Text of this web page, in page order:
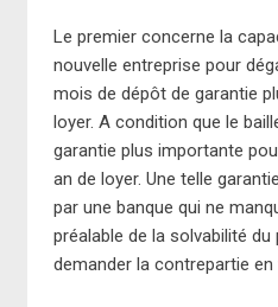
Le premier concerne la
nouvelle entreprise pour
mois de dépôt de garantie
loyer. A condition que le
garantie plus importante
an de loyer. Une telle
par une banque qui ne
préalable de la solvabilité
demander la contrepartie en